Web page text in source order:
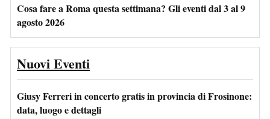
Cosa fare a Roma questa settimana? Gli eventi dal 3 al 9
agosto 2026
Nuovi Eventi
Giusy Ferreri in concerto gratis in provincia di Frosinone:
data, luogo e dettagli